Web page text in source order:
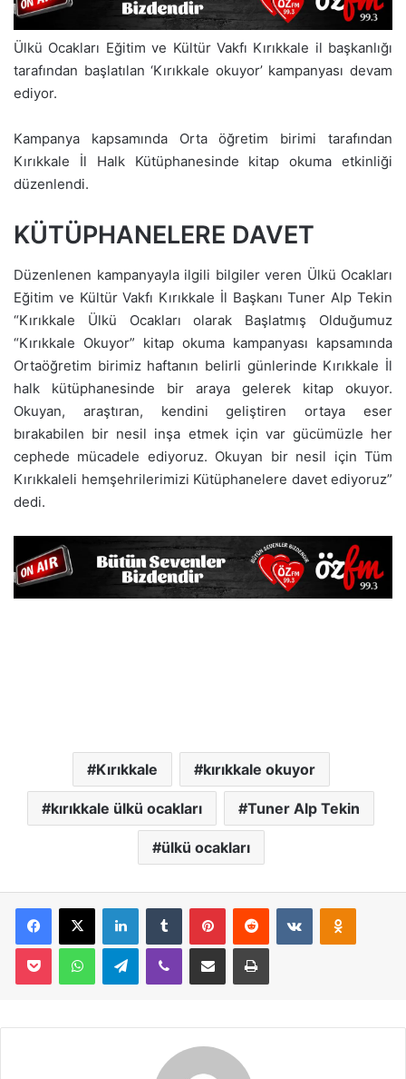
Ülkü Ocakları Eğitim ve Kültür Vakfı Kırıkkale il başkanlığı
tarafından başlatılan ‘Kırıkkale okuyor’ kampanyası devam
ediyor.
Kampanya kapsamında Orta öğretim birimi tarafından
Kırıkkale İl Halk Kütüphanesinde kitap okuma etkinliği
düzenlendi.
KÜTÜPHANELERE DAVET
Düzenlenen kampanyayla ilgili bilgiler veren Ülkü Ocakları
Eğitim ve Kültür Vakfı Kırıkkale İl Başkanı Tuner Alp Tekin
“Kırıkkale Ülkü Ocakları olarak Başlatmış Olduğumuz
“Kırıkkale Okuyor” kitap okuma kampanyası kapsamında
Ortaöğretim birimiz haftanın belirli günlerinde Kırıkkale İl
halk kütüphanesinde bir araya gelerek kitap okuyor.
Okuyan, araştıran, kendini geliştiren ortaya eser
bırakabilen bir nesil inşa etmek için var gücümüzle her
cephede mücadele ediyoruz. Okuyan bir nesil için Tüm
Kırıkkaleli hemşehrilerimizi Kütüphanelere davet ediyoruz”
dedi.
Kırıkkale kırıkkale okuyor
kırıkkale ülkü ocakları Tuner Alp Tekin
ülkü ocakları
Telegram